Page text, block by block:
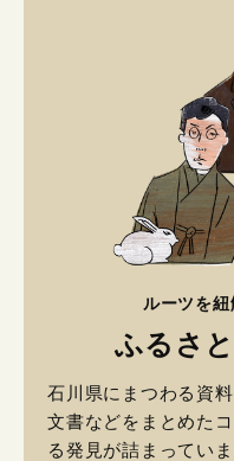
ルーツを紐
ふるさ
石川県にまつわる資
文書などをまとめた
る発見が詰まっていま